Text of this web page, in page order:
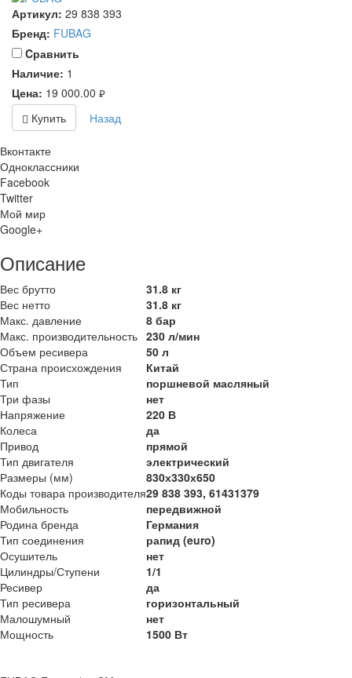
Артикул: 29 838 393
Бренд: FUBAG
Cравнить
Наличие: 1
Цена: 19 000.00 руб.
Купить Назад
Вконтакте
Одноклассники
Facebook
Twitter
Мой мир
Google+
Описание
Вес брутто
31.8 кг
Вес нетто
31.8 кг
Макс. давление
8 бар
Макс. производительность 230 л/мин
Объем ресивера
50 л
Страна происхождения
Китай
Тип
поршневой масляный
Три фазы
нет
Напряжение
220 В
Колеса
да
Привод
прямой
Тип двигателя
электрический
Размеры (мм)
830х330х650
Коды товара производителя29 838 393, 61431379
Мобильность
передвижной
Родина бренда
Германия
Тип соединения
рапид (euro)
Осушитель
нет
Цилиндры/Ступени
1/1
Ресивер
да
Тип ресивера
горизонтальный
Малошумный
нет
Мощность
1500 Вт